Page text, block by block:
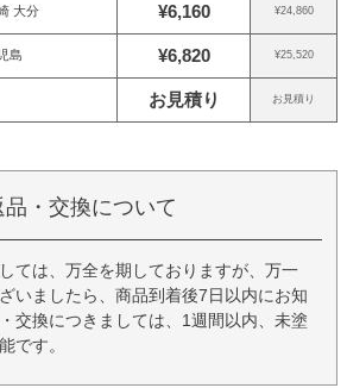
大分 ¥6,160 ¥24,860
島 ¥6,820 ¥25,520
お見積り お見積り
品・交換について
ては、万全を期しておりますが、万一
いましたら、商品到着後7日以内にお知
交換につきましては、1週間以内、未塗
です。